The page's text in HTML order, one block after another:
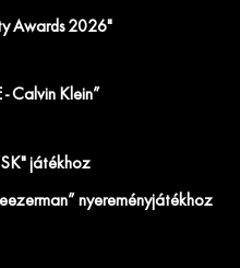
Awards 2026"
- Calvin Klein”
játékhoz
nyereményjátékhoz